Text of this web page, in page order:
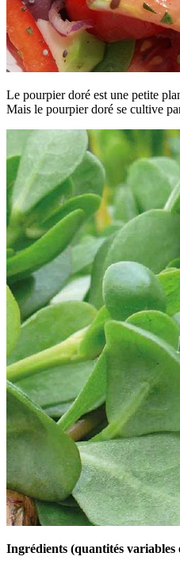
Le pourpier doré est une petite
Mais le pourpier doré se cultive
Ingrédients (quantités variables